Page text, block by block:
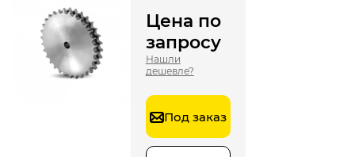
Цена по
запросу
Нашли
дешевле?
Под заказ